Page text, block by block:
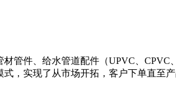
管件、给水管道配件（UPVC、CPVC
，实现了从市场开拓，客户下单直至